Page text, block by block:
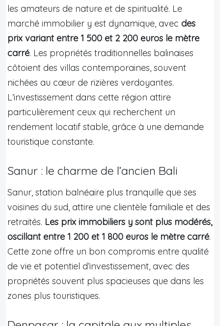
les amateurs de nature et de spiritualité. Le
marché immobilier y est dynamique, avec des
prix variant entre 1 500 et 2 200 euros le mètre
carré. Les propriétés traditionnelles balinaises
côtoient des villas contemporaines, souvent
nichées au cœur de rizières verdoyantes.
L’investissement dans cette région attire
particulièrement ceux qui recherchent un
rendement locatif stable, grâce à une demande
touristique constante.
Sanur : le charme de l’ancien Bali
Sanur, station balnéaire plus tranquille que ses
voisines du sud, attire une clientèle familiale et des
retraités. Les prix immobiliers y sont plus modérés,
oscillant entre 1 200 et 1 800 euros le mètre carré.
Cette zone offre un bon compromis entre qualité
de vie et potentiel d’investissement, avec des
propriétés souvent plus spacieuses que dans les
zones plus touristiques.